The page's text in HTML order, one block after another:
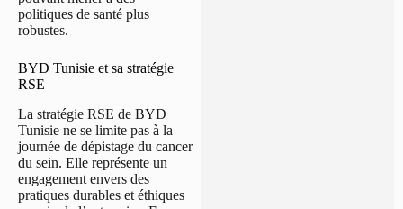
politiques de santé plus
robustes.
BYD Tunisie et sa stratégie
RSE
La stratégie RSE de BYD
Tunisie ne se limite pas à la
journée de dépistage du cancer
du sein. Elle représente un
engagement envers des
pratiques durables et éthiques